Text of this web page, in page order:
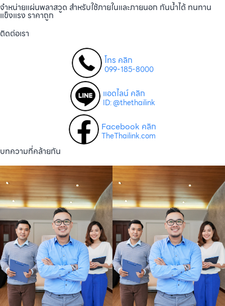
จำหน่ายแผ่นพลาสวูด สำหรับใช้ภายในและภายนอก กันน้ำได้ ทนทาน
แข็งแรง ราคาถูก
ติดต่อเรา
โทร คลิก
099-185-8000
แอดไลน์ คลิก
ID: @thethailink
Facebook คลิก
TheThailink.com
บทความที่คล้ายกัน